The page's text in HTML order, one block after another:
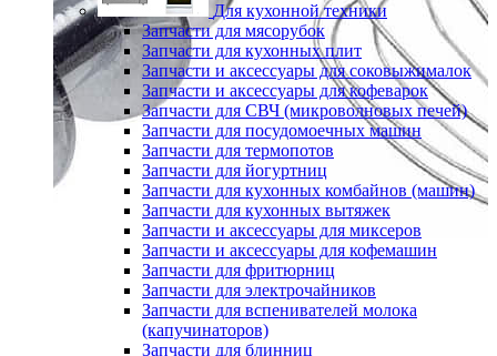
Для кухонной техники
Запчасти для мясорубок
Запчасти для кухонных плит
Запчасти и аксессуары для соковыжималок
Запчасти и аксессуары для кофеварок
Запчасти для СВЧ (микроволновых печей)
Запчасти для посудомоечных машин
Запчасти для термопотов
Запчасти для йогуртниц
Запчасти для кухонных комбайнов (машин)
Запчасти для кухонных вытяжек
Запчасти и аксессуары для миксеров
Запчасти и аксессуары для кофемашин
Запчасти для фритюрниц
Запчасти для электрочайников
Запчасти для вспенивателей молока
(капучинаторов)
Запчасти для блинниц